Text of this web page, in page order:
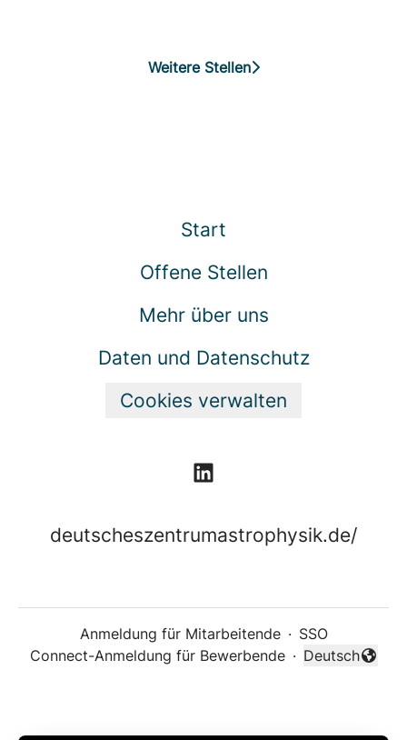
Weitere Stellen
Start
Offene Stellen
Mehr über uns
Daten und Datenschutz
Cookies verwalten
deutscheszentrumastrophysik.de/
Anmeldung für Mitarbeitende · SSO
Connect-Anmeldung für Bewerbende ·
Sprache
Deutsch